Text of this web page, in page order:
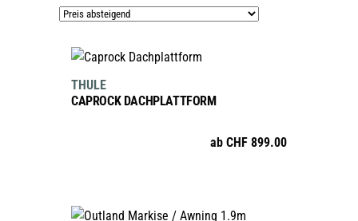
absteigend
AUSFÜHRUNG WÄHLEN
Dieses
weist
Varianten
CAPROCK DACHPLATTFORM
ab CHF 899.00
THULE
IN DEN WARENKORB